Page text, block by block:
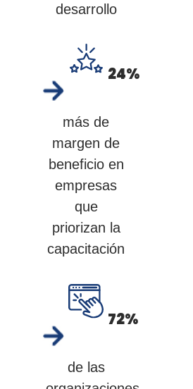
desarrollo
24%
más de
margen de
beneficio en
empresas
que
priorizan la
capacitación
72%
de las